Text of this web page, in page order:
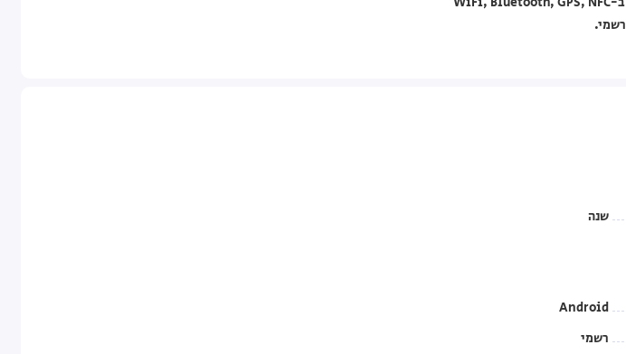
שנה
Android
רשמי